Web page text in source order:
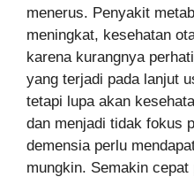
menerus. Penyakit
meningkat, kesehatan
karena kurangnya
yang terjadi pada lanjut
tetapi lupa akan
dan menjadi tidak fokus
demensia perlu
mungkin. Semakin cepat